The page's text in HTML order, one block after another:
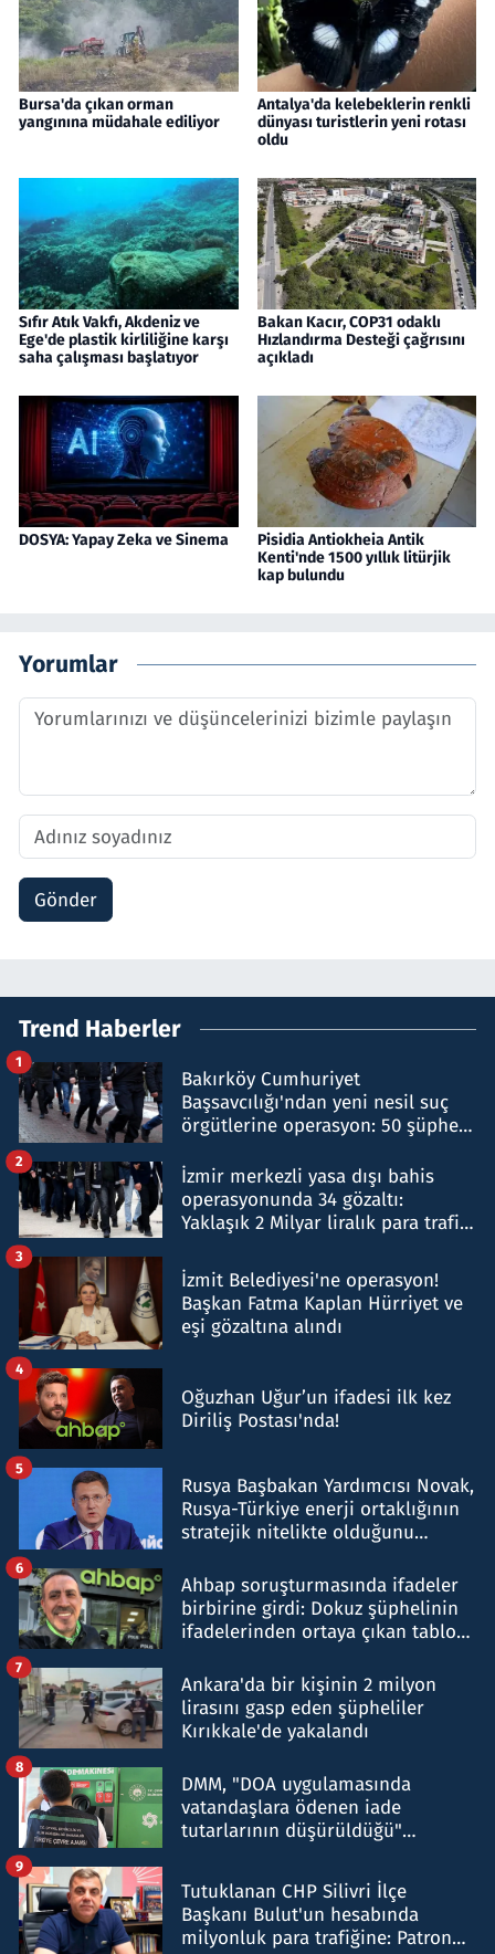
Bursa'da çıkan orman
yangınına müdahale ediliyor
Antalya'da kelebeklerin renkli
dünyası turistlerin yeni rotası
oldu
Sıfır Atık Vakfı, Akdeniz ve
Ege'de plastik kirliliğine karşı
saha çalışması başlatıyor
Bakan Kacır, COP31 odaklı
Hızlandırma Desteği çağrısını
açıkladı
DOSYA: Yapay Zeka ve Sinema
Pisidia Antiokheia Antik
Kenti'nde 1500 yıllık litürjik
kap bulundu
Yorumlar
Gönder
Trend Haberler
Bakırköy Cumhuriyet
Başsavcılığı'ndan yeni nesil suç
örgütlerine operasyon: 50 şüpheli
1
İzmir merkezli yasa dışı bahis
operasyonunda 34 gözaltı:
Yaklaşık 2 Milyar liralık para trafiği
2
İzmit Belediyesi'ne operasyon!
Başkan Fatma Kaplan Hürriyet ve
eşi gözaltına alındı
3
Oğuzhan Uğur’un ifadesi ilk kez
Diriliş Postası'nda!
4
Rusya Başbakan Yardımcısı Novak,
Rusya-Türkiye enerji ortaklığının
stratejik nitelikte olduğunu
5
Ahbap soruşturmasında ifadeler
birbirine girdi: Dokuz şüphelinin
ifadelerinden ortaya çıkan tablo
6
Ankara'da bir kişinin 2 milyon
lirasını gasp eden şüpheliler
Kırıkkale'de yakalandı
7
DMM, "DOA uygulamasında
vatandaşlara ödenen iade
tutarlarının düşürüldüğü"
8
Tutuklanan CHP Silivri İlçe
Başkanı Bulut'un hesabında
milyonluk para trafiğine: Patron
9